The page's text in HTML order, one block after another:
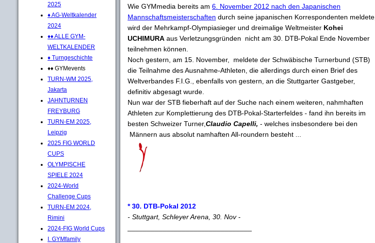
2025
♦ AG-Weltkalender
2024
♦♦ ALLE GYM-
WELTKALENDER
♦ Turngeschichte
♦♦ GYMevents
TURN-WM 2025,
Jakarta
JAHNTURNEN
FREYBURG
TURN-EM 2025,
Leipzig
2025 FIG WORLD
CUPS
OLYMPISCHE
SPIELE 2024
2024-World
Challenge Cups
TURN-EM 2024,
Rimini
2024-FIG World Cups
I. GYMfamily
Wie GYMmedia bereits am 6. November 2012 nach den Japanischen
Mannschaftsmeisterschaften durch seine japanischen Korrespondenten meldete,
wird der Mehrkampf-Olympiasieger und dreimalige Weltmeister Kohei
UCHIMURA aus Verletzungsgründen nicht am 30. DTB-Pokal Ende November
teilnehmen können.
Noch gestern, am 15. November, meldete der Schwäbische Turnerbund (STB)
die Teilnahme des Ausnahme-Athleten, die allerdings durch einen Brief des
Weltverbandes F.I.G., ebenfalls von gestern, an die Stuttgarter Gastgeber,
definitiv abgesagt wurde.
Nun war der STB fieberhaft auf der Suche nach einem weiteren, nahmhaften
Athleten zur Komplettierung des DTB-Pokal-Starterfeldes - fand ihn bereits im
besten Schweizer Turner,Claudio Capelli, - welches insbesondere bei den
Männern aus absolut namhaften All-roundern besteht ...
* 30. DTB-Pokal 2012
- Stuttgart, Schleyer Arena, 30. Nov -